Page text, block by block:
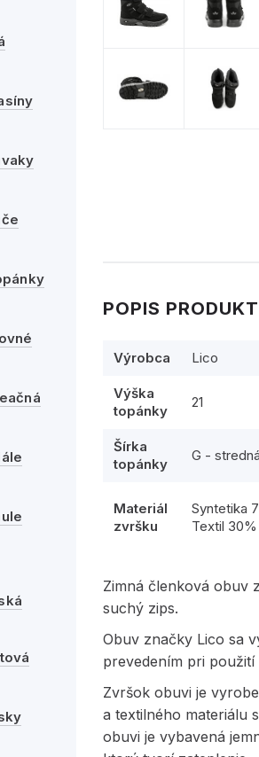
POPIS
Výrobca Lico
Výška
topánky
21
Šírka
topánky
G -
Materiál
zvršku
Syntetika
Textil 30%
Zimná členková obuv
suchý zips.
Obuv značky Lico sa
prevedením pri
Zvršok obuvi je
a textilného materiálu
obuvi je vybavená